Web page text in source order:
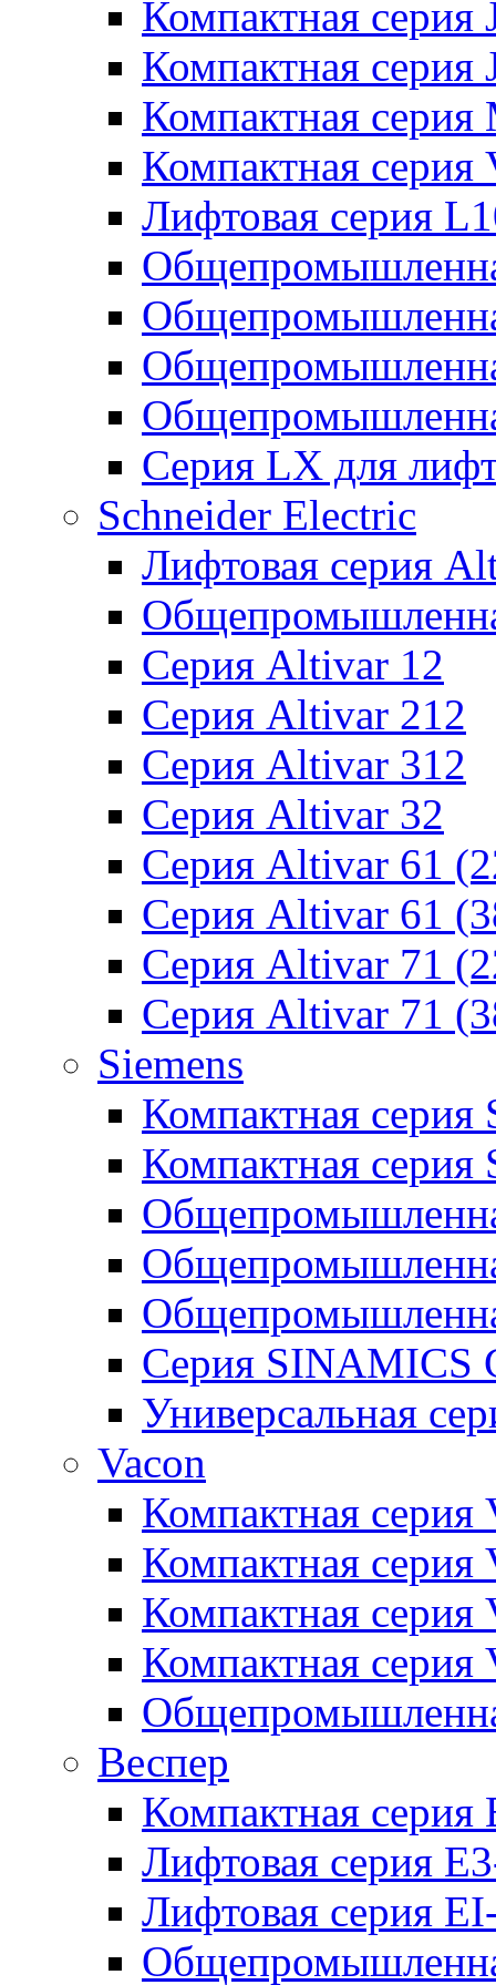
Компактная серия
Компактная серия
Компактная серия
Компактная серия
Лифтовая серия
Серия LX для
Schneider Electric
Лифтовая серия
Серия Altivar 12
Серия Altivar 212
Серия Altivar 312
Серия Altivar 32
Серия Altivar 61
Серия Altivar 61
Серия Altivar 71
Серия Altivar 71
Siemens
Компактная
Компактная
Серия SINAMICS
Универсальная
Vacon
Компактная серия
Компактная серия
Компактная
Компактная серия
Веспер
Компактная серия
Лифтовая серия
Лифтовая серия